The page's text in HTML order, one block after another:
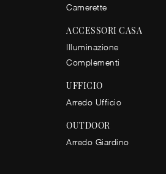
Camerette
ACCESSORI CASA
Illuminazione
Complementi
UFFICIO
Arredo Ufficio
OUTDOOR
Arredo Giardino